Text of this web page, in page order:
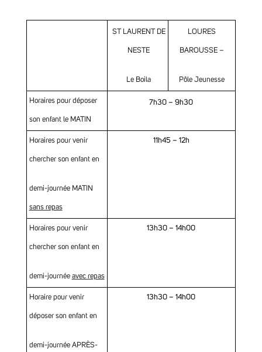
ST LAURENT DE
NESTE
Le Boila
LOURES
BAROUSSE –
Pôle Jeunesse
Horaires pour déposer
son enfant le MATIN
7h30 – 9h30
Horaires pour venir
chercher son enfant en
demi-journée MATIN
sans repas
11h45 – 12h
Horaires pour venir
chercher son enfant en
demi-journée avec repas
13h30 – 14h00
Horaire pour venir
déposer son enfant en
demi-journée APRÈS-
13h30 – 14h00